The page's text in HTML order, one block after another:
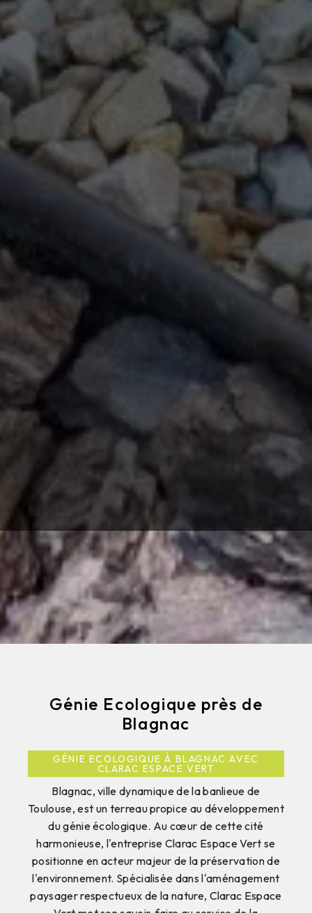
Génie Ecologique près de
Blagnac
GÉNIE ECOLOGIQUE À BLAGNAC AVEC
CLARAC ESPACE VERT
Blagnac, ville dynamique de la banlieue de
Toulouse, est un terreau propice au développement
du génie écologique. Au cœur de cette cité
harmonieuse, l'entreprise Clarac Espace Vert se
positionne en acteur majeur de la préservation de
l'environnement. Spécialisée dans l'aménagement
paysager respectueux de la nature, Clarac Espace